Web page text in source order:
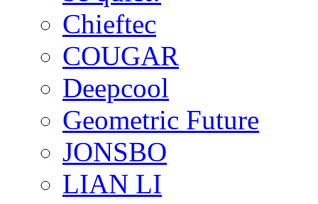
Chieftec
COUGAR
Deepcool
Geometric Future
JONSBO
LIAN LI